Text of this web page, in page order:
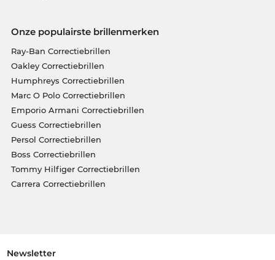
Onze populairste brillenmerken
Ray-Ban Correctiebrillen
Oakley Correctiebrillen
Humphreys Correctiebrillen
Marc O Polo Correctiebrillen
Emporio Armani Correctiebrillen
Guess Correctiebrillen
Persol Correctiebrillen
Boss Correctiebrillen
Tommy Hilfiger Correctiebrillen
Carrera Correctiebrillen
Newsletter